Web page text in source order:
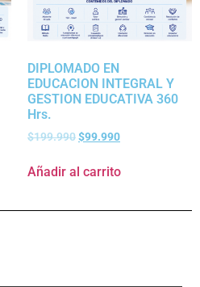
DIPLOMADO EN
EDUCACION INTEGRAL Y
GESTION EDUCATIVA 360
Hrs.
$199.990$99.990
Añadir al carrito